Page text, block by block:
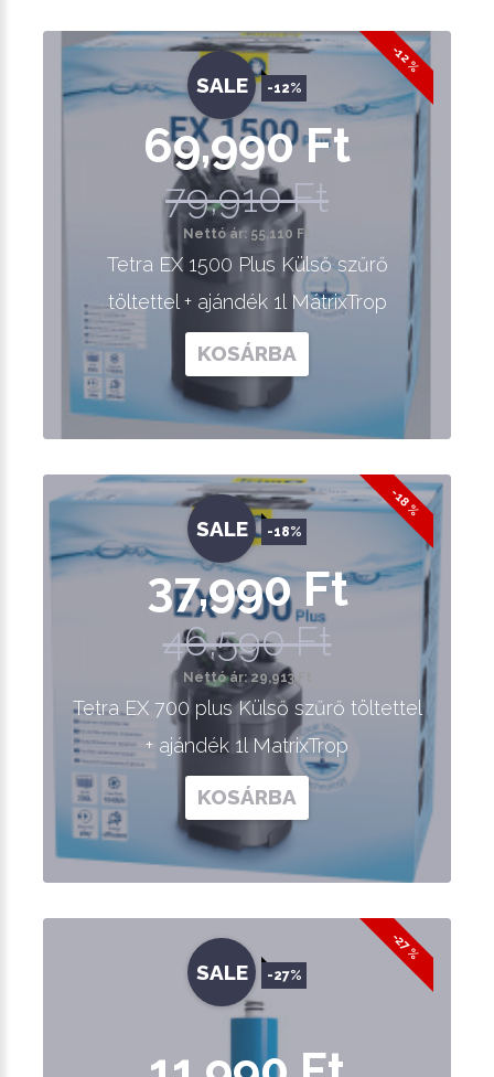
-12 %
SALE -12%
69,990 Ft
79,910 Ft
Nettó ár: 55,110 Ft
Tetra EX 1500 Plus Külső szűrő
töltettel + ajándék 1l MátrixTrop
KOSÁRBA
-18 %
SALE -18%
37,990 Ft
46,590 Ft
Nettó ár: 29,913 Ft
Tetra EX 700 plus Külső szűrő töltettel
+ ajándék 1l MatrixTrop
KOSÁRBA
-27 %
SALE -27%